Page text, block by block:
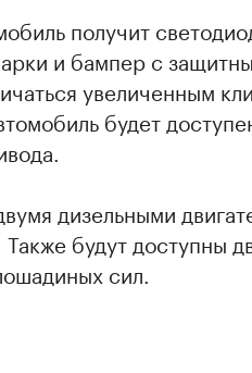
получит
и бампер с
увеличенным
будет
дизельными
будут доступны
сил.